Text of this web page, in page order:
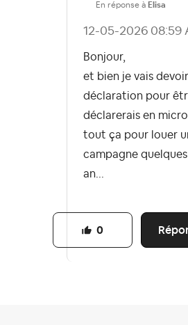
En réponse à Elisa
‎12-05-2026 08:59
Bonjour,
et bien je vais
déclaration pour
déclarerais en micro-
tout ça pour louer
campagne
an...
0